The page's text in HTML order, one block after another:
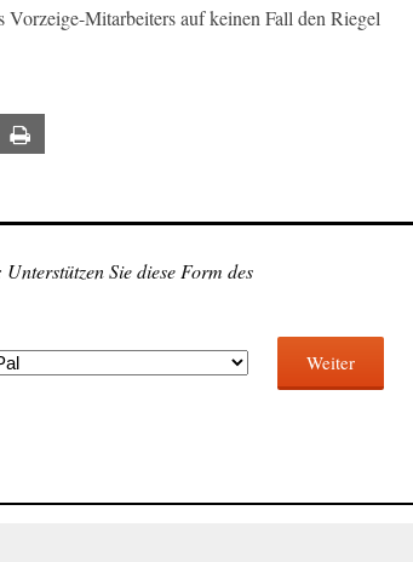
Mitarbeiters auf keinen Fall den Riegel
Sie diese Form des
Weiter